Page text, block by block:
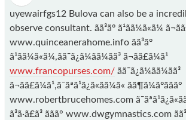
uyewairfgs12 Bulova can also be a
observe consultant. ãã³ãº ã¹ãã¼ã«ã¼
www.quinceanerahome.info ãã³ãº
ã¹ãã¼ã«ã¼,ãã¯ã¿ã¼ãã¼ãã³ ã¬ãã£ã¼ã¹
www.francopurses.com/ ãã¯ã¿ã¼ãã¼ãã³
ã¬ãã£ã¼ã¹,ã¯ãªã¹ã¿ã«ãã¼ã« ãã¶ã¼ãºããã°
www.robertbrucehomes.com
ã³ã·ã£ã³ ããã° www.dwgymnastics.com